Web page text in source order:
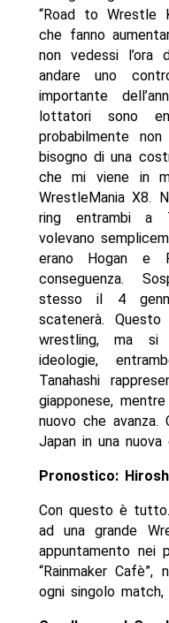
“Road to Wrestle
che fanno
non vedessi l’ora
andare uno
importante
lottatori sono
probabilmente
bisogno di una
che mi viene in
WrestleMania X8.
ring entrambi a
volevano
erano Hogan e
conseguenza.
stesso il 4
scatenerà.
wrestling, ma
ideologie,
Tanahashi
giapponese,
nuovo che
Japan in una nuova
Pronostico:
Con questo è
ad una grande
appuntamento nei
“Rainmaker
ogni singolo match,